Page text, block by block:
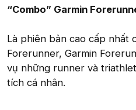
“Combo” Garmin
Là phiên bản cao cấp nhất
Forerunner, Garmin
vụ những runner và
tích cá nhân.